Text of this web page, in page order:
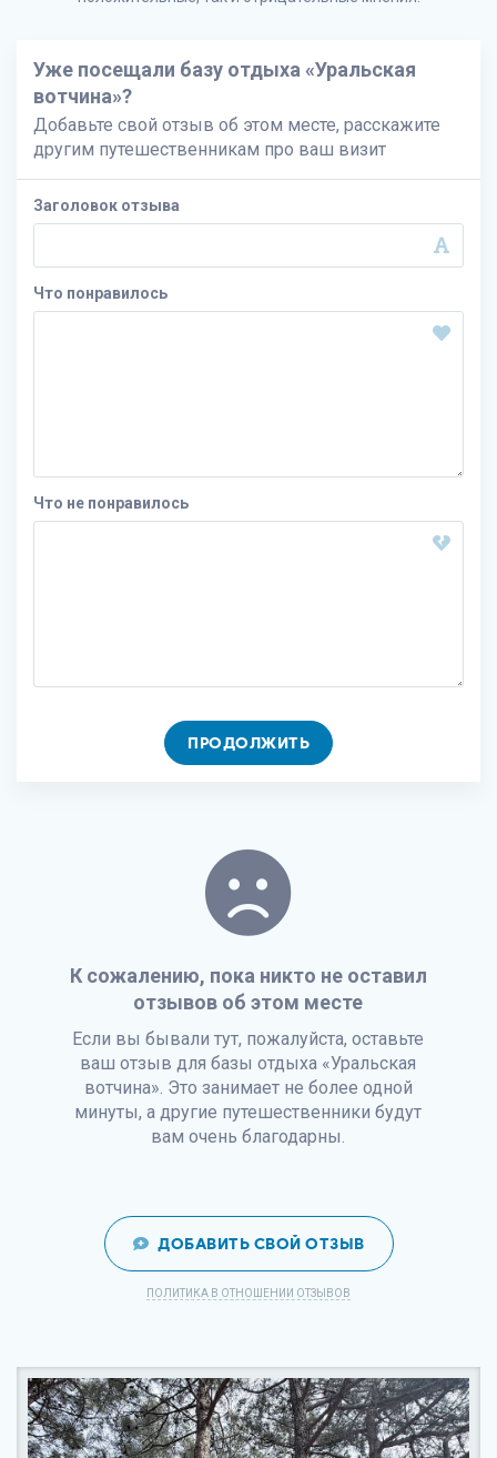
Уже посещали базу отдыха «Уральская
вотчина»?
Добавьте свой отзыв об этом месте, расскажите
другим путешественникам про ваш визит
Заголовок отзыва
Что понравилось
Что не понравилось
ПРОДОЛЖИТЬ
К сожалению, пока никто не оставил
отзывов об этом месте
Если вы бывали тут, пожалуйста, оставьте
ваш отзыв для базы отдыха «Уральская
вотчина». Это занимает не более одной
минуты, а другие путешественники будут
вам очень благодарны.
ДОБАВИТЬ СВОЙ ОТЗЫВ
ПОЛИТИКА В ОТНОШЕНИИ ОТЗЫВОВ